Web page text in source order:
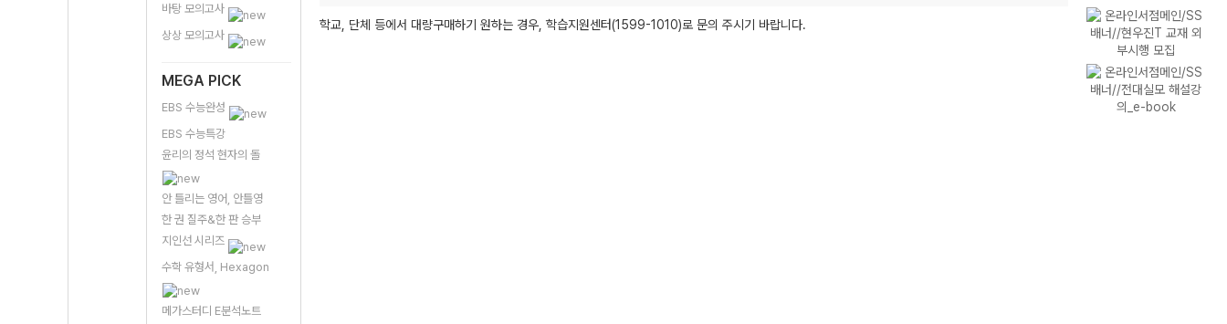
바탕 모의고사
상상 모의고사
MEGA PICK
EBS 수능완성
EBS 수능특강
윤리의 정석 현자의 돌
안 틀리는 영어, 안틀영
한 권 질주&한 판 승부
지인선 시리즈
수학 유형서, Hexagon
메가스터디 E분석노트
학교, 단체 등에서 대량구매하기 원하는 경우, 학습지원센터(1599-1010)로 문의 주시기 바랍니다.